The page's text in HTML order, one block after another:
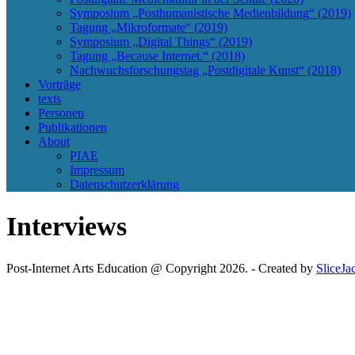
Symposium „Posthumanistische Medienbildung“ (2019)
Tagung „Mikroformate“ (2019)
Symposium „Digital Things“ (2019)
Tagung „Because Internet.“ (2018)
Nachwuchsforschungstag „Postdigitale Kunst“ (2018)
Vorträge
texts
Personen
Publikationen
About
PIAE
Impressum
Datenschutzerklärung
Interviews
Post-Internet Arts Education @ Copyright 2026. - Created by